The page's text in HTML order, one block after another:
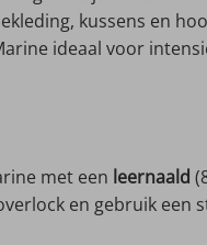
kussens en
ideaal voor
met een leernaald
en gebruik